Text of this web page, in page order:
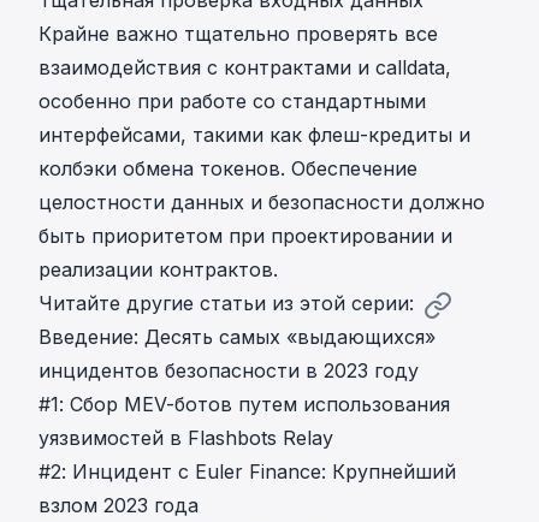
Крайне важно тщательно проверять все
взаимодействия с контрактами и calldata,
особенно при работе со стандартными
интерфейсами, такими как флеш-кредиты и
колбэки обмена токенов. Обеспечение
целостности данных и безопасности должно
быть приоритетом при проектировании и
реализации контрактов.
Читайте другие статьи из этой серии:
Введение: Десять самых «выдающихся»
инцидентов безопасности в 2023 году
#1: Сбор MEV-ботов путем использования
уязвимостей в Flashbots Relay
#2: Инцидент с Euler Finance: Крупнейший
взлом 2023 года